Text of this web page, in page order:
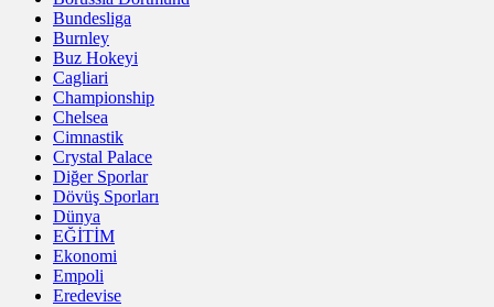
Bundesliga
Burnley
Buz Hokeyi
Cagliari
Championship
Chelsea
Cimnastik
Crystal Palace
Diğer Sporlar
Dövüş Sporları
Dünya
EĞİTİM
Ekonomi
Empoli
Eredevise